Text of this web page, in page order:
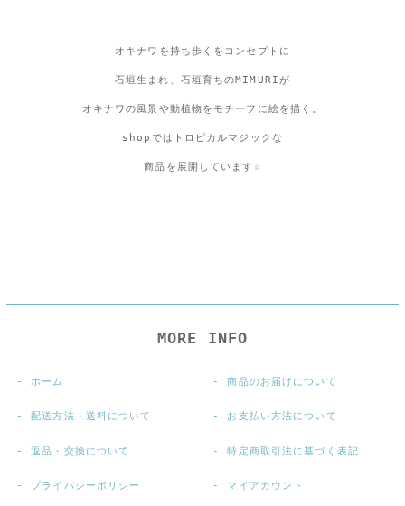
オキナワを持ち歩くをコンセプトに
石垣生まれ、石垣育ちのMIMURIが
オキナワの風景や動植物をモチーフに絵を描く。
shopではトロピカルマジックな
商品を展開しています☆
MORE INFO
ホーム 商品のお届けについて
配送方法・送料について お支払い方法について
返品・交換について 特定商取引法に基づく表記
プライバシーポリシー マイアカウント